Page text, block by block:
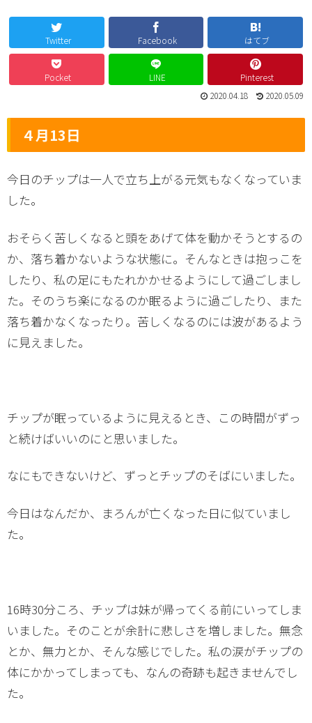
Twitter Facebook はてブ
Pocket LINE
Pinterest
2020.05.09
2020.04.18
４月13日
今日のチップは一人で立ち上がる元気もなくなっていま
した。
おそらく苦しくなると頭をあげて体を動かそうとするの
か、落ち着かないような状態に。そんなときは抱っこを
したり、私の足にもたれかかせるようにして過ごしまし
た。そのうち楽になるのか眠るように過ごしたり、また
落ち着かなくなったり。苦しくなるのには波があるよう
に見えました。
チップが眠っているように見えるとき、この時間がずっ
と続けばいいのにと思いました。
なにもできないけど、ずっとチップのそばにいました。
今日はなんだか、まろんが亡くなった日に似ていまし
た。
16時30分ころ、チップは妹が帰ってくる前にいってしま
いました。そのことが余計に悲しさを増しました。無念
とか、無力とか、そんな感じでした。私の涙がチップの
体にかかってしまっても、なんの奇跡も起きませんでし
た。